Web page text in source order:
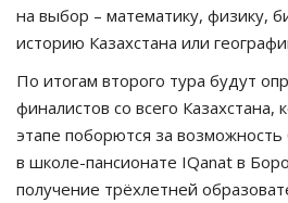
на выбор – математику, физику,
историю Казахстана или
По итогам второго тура будут
финалистов со всего
этапе поборются за возможность
в школе-пансионате IQanat в
получение трёхлетней